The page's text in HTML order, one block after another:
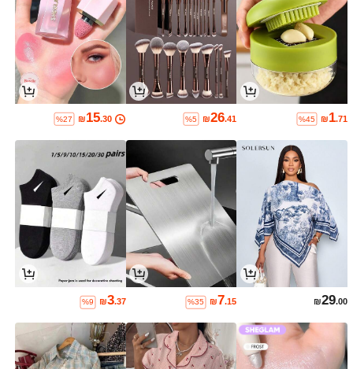
₪1.71
%45
₪26.41
%5
₪15.30
%27
₪29.00
₪7.15
%35
₪3.37
%9